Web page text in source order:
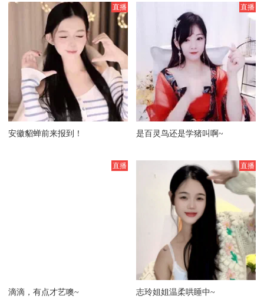
安徽貂蝉前来报到！ 是百灵鸟还是学猪叫啊~
滴滴，有点才艺噢~ 志玲姐姐温柔哄睡中~